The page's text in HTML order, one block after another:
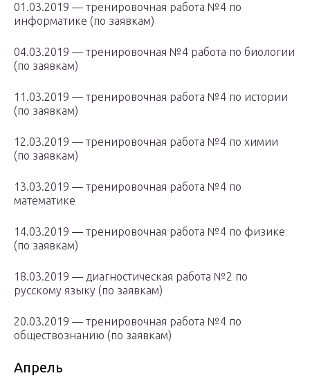
01.03.2019 — тренировочная работа №4 по
информатике (по заявкам)
04.03.2019 — тренировочная №4 работа по биологии
(по заявкам)
11.03.2019 — тренировочная работа №4 по истории
(по заявкам)
12.03.2019 — тренировочная работа №4 по химии
(по заявкам)
13.03.2019 — тренировочная работа №4 по
математике
14.03.2019 — тренировочная работа №4 по физике
(по заявкам)
18.03.2019 — диагностическая работа №2 по
русскому языку (по заявкам)
20.03.2019 — тренировочная работа №4 по
обществознанию (по заявкам)
Апрель